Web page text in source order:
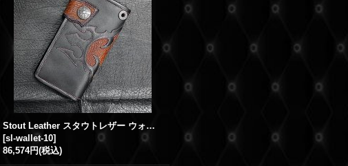
Stout Leather スタウトレザー ウォレット 10
[sl-wallet-10]
86,574円(税込)